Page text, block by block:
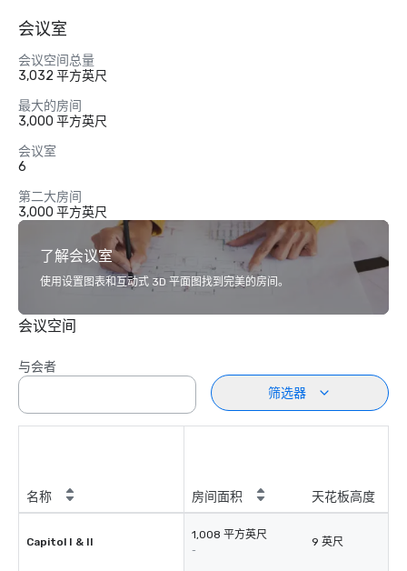
会议室
会议空间总量
3,032 平方英尺
最大的房间
3,000 平方英尺
会议室
6
第二大房间
3,000 平方英尺
了解会议室
使用设置图表和互动式 3D 平面图找到完美的房间。
会议空间
与会者
筛选器
名称 房间面积 天花板高度
Capitol I & II
1,008 平方英尺
-
9 英尺